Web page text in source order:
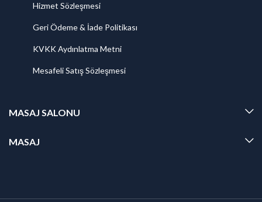
Hizmet Sözleşmesi
Geri Ödeme & İade Politikası
KVKK Aydınlatma Metni
Mesafeli Satış Sözleşmesi
MASAJ SALONU
MASAJ